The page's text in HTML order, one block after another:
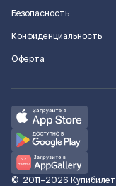
Безопасность
Конфиденциальность
Оферта
© 2011–2026 Купибилет